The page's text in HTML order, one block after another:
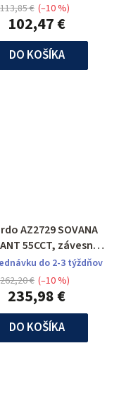
102,47 €
113,85 € (–10 %)
DO KOŠÍKA
AZ2729 SOVANA
55CCT, závesné
svietidlodo 2-3 týždňov
235,98 €
262,20 € (–10 %)
DO KOŠÍKA